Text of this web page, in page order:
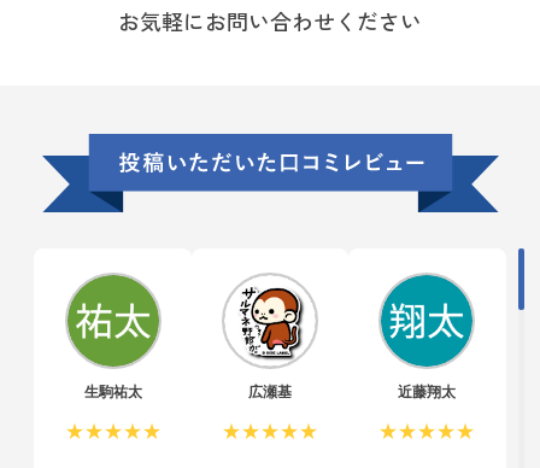
お気軽にお問い合わせください
生駒祐太
★★★★★
広瀬基
★★★★★
近藤翔太
★★★★★